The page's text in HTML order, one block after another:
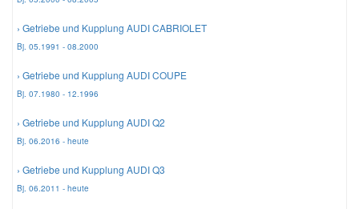
› Getriebe und Kupplung AUDI CABRIOLET
Bj. 05.1991 - 08.2000
› Getriebe und Kupplung AUDI COUPE
Bj. 07.1980 - 12.1996
› Getriebe und Kupplung AUDI Q2
Bj. 06.2016 - heute
› Getriebe und Kupplung AUDI Q3
Bj. 06.2011 - heute
Smart Ersatzteile
Suzuki Ersatzteile
Toyota Ersatzteile
Vauxhall Ersatzteile